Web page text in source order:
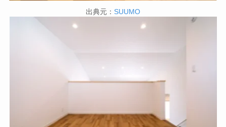
出典元： SUUMO